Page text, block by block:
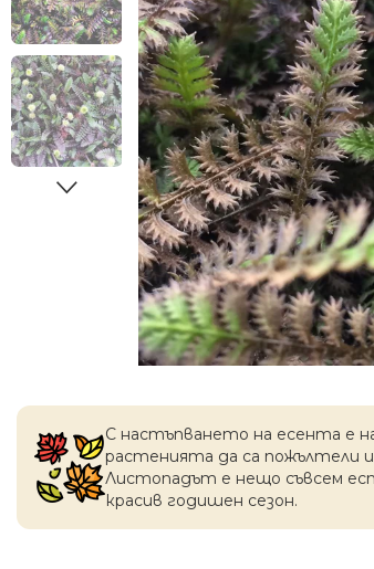
С настъпването на есентa е
растенията да са пожълтели
Листопадът е нещо съвсем
красив годишен сезон.